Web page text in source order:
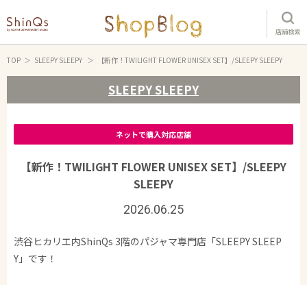
店舗検索
TOP SLEEPY SLEEPY 【新作！TWILIGHT FLOWER UNISEX SET】/SLEEPY SLEEPY
SLEEPY SLEEPY
ネットで購入対応店舗
【新作！TWILIGHT FLOWER UNISEX SET】/SLEEPY
SLEEPY
2026.06.25
渋谷ヒカリエ内ShinQs 3階のパジャマ専門店「SLEEPY SLEEP
Y」です！